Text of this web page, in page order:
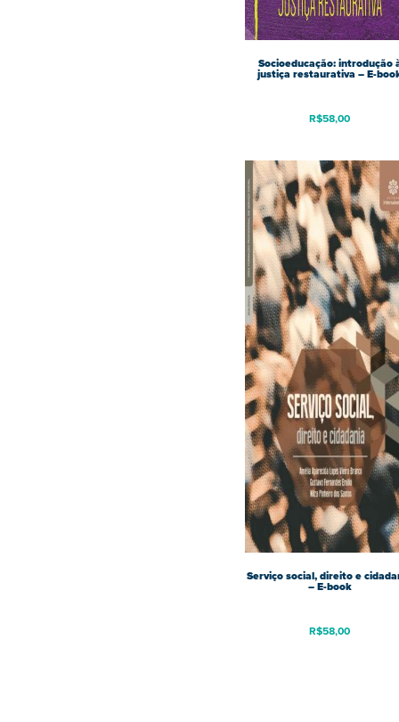
Socioeducação: introdução
justiça restaurativa – E-
R$58,00
Serviço social, direito e
– E-book
R$58,00